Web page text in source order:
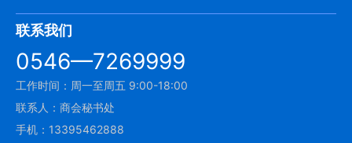
联系我们
0546—7269999
工作时间：周一至周五 9:00-18:00
联系人：商会秘书处
手机：13395462888